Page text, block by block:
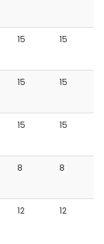
15 15
15 15
15 15
8 8
12 12